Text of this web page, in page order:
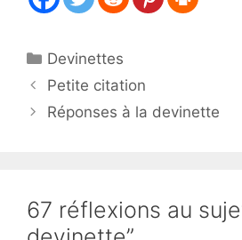
Catégories
Devinettes
Petite citation
Réponses à la devinette
67 réflexions au